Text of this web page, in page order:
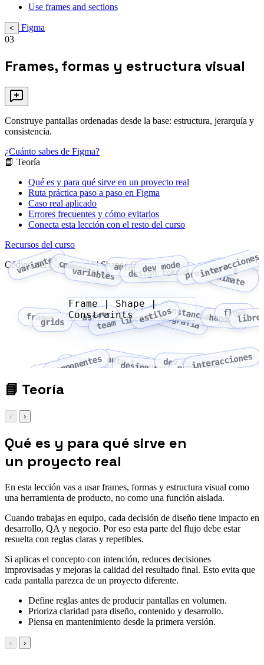
Use frames and sections
<
Figma
03
Frames, formas y estructura visual
Construye pantallas ordenadas desde la base: estructura, jerarquía y
consistencia.
¿Cuánto sabes de Figma?
📘 Teoría
Qué es y para qué sirve en un proyecto real
Ruta práctica paso a paso en Figma
Caso real aplicado
Errores frecuentes y cómo evitarlos
Conecta esta lección con el resto del curso
Recursos del curso
Código del tema: Frame | Shape | Constraints
variantescomponentes
variablesauto-layout
design tokens
dev mode prototype
interacciones
smart
animate
frames
grids assetsteam libraryestilos
tipografia
instanciashandoff
flows
variantes
componentes
variablesauto-layout
design tokensdev mode
prototype
interacciones
Frame | Shape |
Constraints
📘 Teoría
‹ ›
Qué es y para qué sirve en
un proyecto real
En esta lección vas a usar frames, formas y estructura visual como
una herramienta de producto, no como una función aislada.
Cuando trabajas en equipo, cada decisión de diseño tiene impacto en
desarrollo, QA y negocio. Por eso esta parte del flujo debe estar
resuelta con reglas claras y repetibles.
Si aplicas el concepto con intención, reduces decisiones
improvisadas y mejoras la calidad del resultado final. Esto evita que
cada pantalla parezca de un proyecto diferente.
Define reglas antes de producir pantallas en volumen.
Prioriza claridad para diseño, contenido y desarrollo.
Piensa en mantenimiento desde la primera versión.
‹ ›